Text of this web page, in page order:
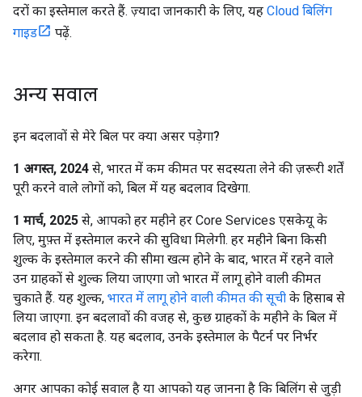
दरों का इस्तेमाल करते हैं. ज़्यादा जानकारी के लिए, यह Cloud बिलिंग
गाइड
पढ़ें.
अन्य सवाल
इन बदलावों से मेरे बिल पर क्या असर पड़ेगा?
1 अगस्त, 2024 से, भारत में कम कीमत पर सदस्यता लेने की ज़रूरी शर्तें
पूरी करने वाले लोगों को, बिल में यह बदलाव दिखेगा.
1 मार्च, 2025 से, आपको हर महीने हर Core Services एसकेयू के
लिए, मुफ़्त में इस्तेमाल करने की सुविधा मिलेगी. हर महीने बिना किसी
शुल्क के इस्तेमाल करने की सीमा खत्म होने के बाद, भारत में रहने वाले
उन ग्राहकों से शुल्क लिया जाएगा जो भारत में लागू होने वाली कीमत
चुकाते हैं. यह शुल्क, भारत में लागू होने वाली कीमत की सूची के हिसाब से
लिया जाएगा. इन बदलावों की वजह से, कुछ ग्राहकों के महीने के बिल में
बदलाव हो सकता है. यह बदलाव, उनके इस्तेमाल के पैटर्न पर निर्भर
करेगा.
अगर आपका कोई सवाल है या आपको यह जानना है कि बिलिंग से जुड़ी